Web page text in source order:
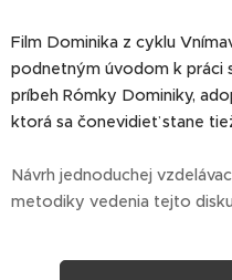
Film Dominika z cyklu
podnetným úvodom k práci
príbeh Rómky Dominiky,
ktorá sa čonevidieť stane
Návrh jednoduchej
metodiky vedenia tejto